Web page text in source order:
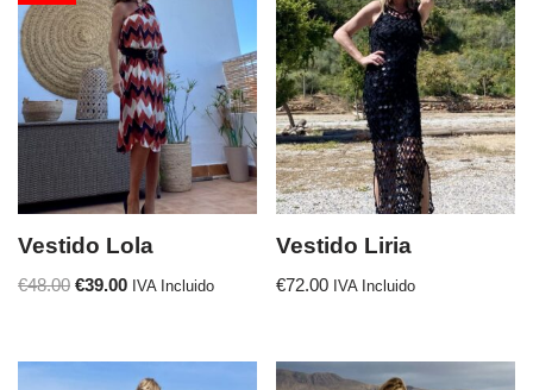
Vestido Lola
€48.00 €39.00 IVA Incluido
Vestido Liria
€72.00 IVA Incluido